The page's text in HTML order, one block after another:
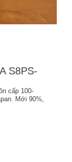
S8PS-
cấp 100-
Mới 90%,